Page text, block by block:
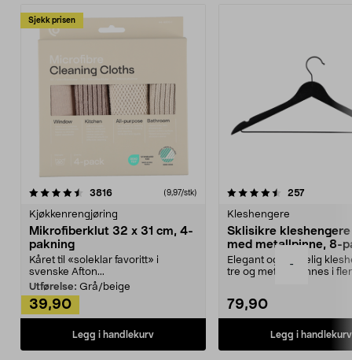
-
Sjekk prisen
3816anmeldelser(9,97/stk)
Kjøkkenrengjøring
Mikrofiberklut 32 x 31 cm, 4-
pakning
Kåret til «soleklar favoritt» i
svenske Afton...
Utførelse: Grå/beige
39,90
Legg i handlekurv
4.5av 5 stjerner 257
Kleshengere
Sklisikre
med metallpinne, 8-
Elegant og skikkelig
tre og metall – finnes i
79,90
Legg i handlekurv
4.5av 5 stjerner